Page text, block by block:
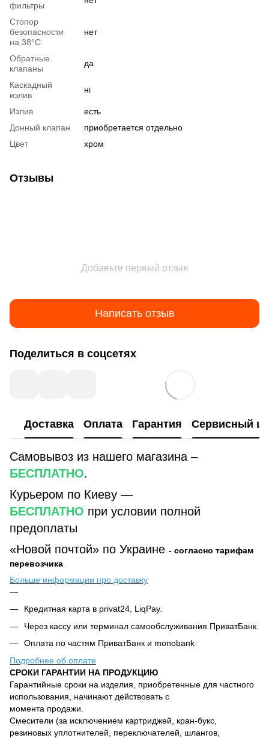
фильтры
Стопор
безопасности
на 38°C
нет
Обратные
клапаны
да
Каскадный
излив
ні
Излив
есть
Донный клапан
приобретается отдельно
Цвет
хром
Отзывы
Добавьте первый отзыв
Написать отзыв
Поделиться в соцсетях
Доставка Оплата Гарантия Сервисный
Самовывоз из нашего магазина –
БЕСПЛАТНО.
Курьером по Киеву —
БЕСПЛАТНО при условии полной
предоплаты
«Новой почтой» по Украине - согласно тарифам
перевозчика
Больше информации про доставку
Кредитная карта в privat24, LiqPay.
Через кассу или терминал самообслуживания ПриватБанк.
Оплата по частям ПриватБанк и monobank
Подробнее об оплате
СРОКИ ГАРАНТИИ НА ПРОДУКЦИЮ
Гарантийные сроки на изделия, приобретенные для частного
использования, начинают действовать с
момента продажи.
Смесители (за исключением картриджей, кран-букс,
резиновых уплотнителей, переключателей, шлангов,